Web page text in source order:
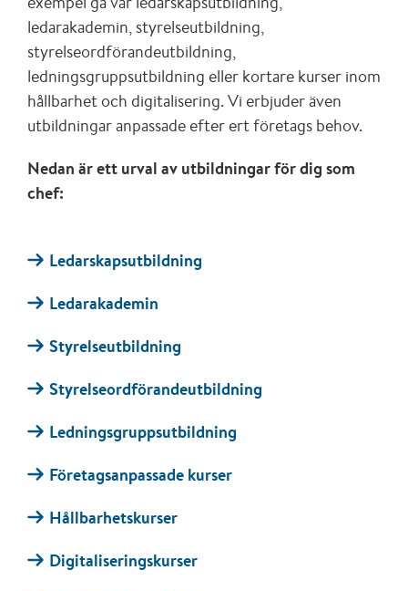
ledarakademin, styrelseutbildning,
styrelseordförandeutbildning,
ledningsgruppsutbildning eller kortare kurser inom
hållbarhet och digitalisering. Vi erbjuder även
utbildningar anpassade efter ert företags behov.
Nedan är ett urval av utbildningar för dig som
chef:
Ledarskapsutbildning
Ledarakademin
Styrelseutbildning
Styrelseordförandeutbildning
Ledningsgruppsutbildning
Företagsanpassade kurser
Hållbarhetskurser
Digitaliseringskurser